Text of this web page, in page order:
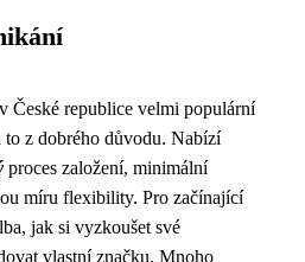
České republice velmi populární
z dobrého důvodu. Nabízí
proces založení, minimální
míru flexibility. Pro začínající
jak si vyzkoušet své
vlastní značku. Mnoho